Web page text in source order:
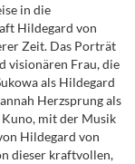
in die
Hildegard von
Zeit. Das Porträt
visionären Frau, die
als Hildegard
Herzsprung als
mit der Musik
Hildegard von
dieser kraftvollen,